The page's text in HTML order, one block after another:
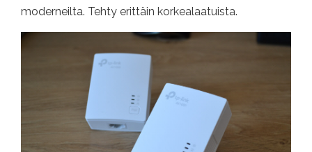
moderneilta. Tehty erittäin korkealaatuista.